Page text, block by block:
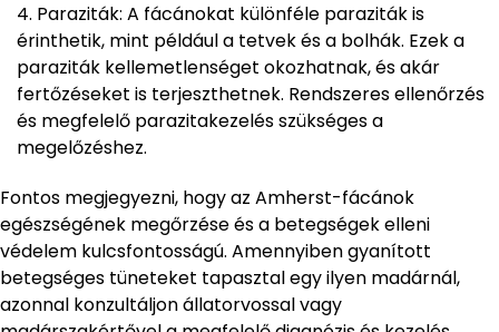
Paraziták: A fácánokat különféle paraziták is
érinthetik, mint például a tetvek és a bolhák. Ezek a
paraziták kellemetlenséget okozhatnak, és akár
fertőzéseket is terjeszthetnek. Rendszeres ellenőrzés
és megfelelő parazitakezelés szükséges a
megelőzéshez.
Fontos megjegyezni, hogy az Amherst-fácánok
egészségének megőrzése és a betegségek elleni
védelem kulcsfontosságú. Amennyiben gyanított
betegséges tüneteket tapasztal egy ilyen madárnál,
azonnal konzultáljon állatorvossal vagy